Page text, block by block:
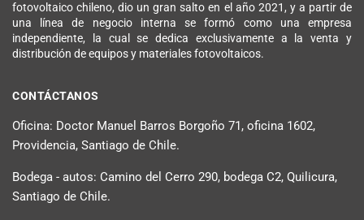
fotovoltaico chileno, dio un gran salto en el año 2021, y a partir de
una línea de negocio interna se formó como una empresa
independiente, la cual se dedica exclusivamente a la venta y
distribución de equipos y materiales fotovoltaicos.
CONTÁCTANOS
Oficina: Doctor Manuel Barros Borgoño 71, oficina 1602,
Providencia, Santiago de Chile.
Bodega - autos: Camino del Cerro 290, bodega C2, Quilicura,
Santiago de Chile.